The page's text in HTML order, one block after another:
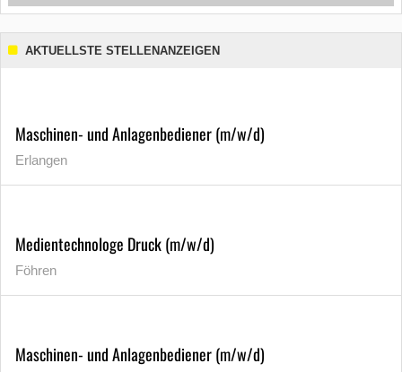
AKTUELLSTE STELLENANZEIGEN
Maschinen- und Anlagenbediener (m/w/d)
Erlangen
Medientechnologe Druck (m/w/d)
Föhren
Maschinen- und Anlagenbediener (m/w/d)